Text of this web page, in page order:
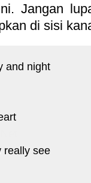
Jangan
di sisi
and night
really see